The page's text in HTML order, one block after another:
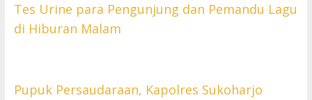
Tes Urine para Pengunjung dan Pemandu Lagu
di Hiburan Malam
Pupuk Persaudaraan, Kapolres Sukoharjo